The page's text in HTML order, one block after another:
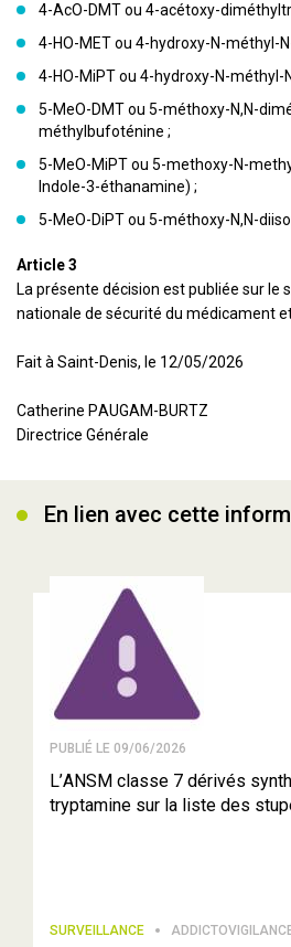
4-AcO-DMT ou 4-acétoxy-
4-HO-MET ou 4-hydroxy-N-méthyl-
4-HO-MiPT ou 4-hydroxy-N-
5-MeO-DMT ou 5-méthoxy-N,N-
méthylbufoténine ;
5-MeO-MiPT ou 5-methoxy-N-
Indole-3-éthanamine) ;
5-MeO-DiPT ou 5-méthoxy-N,N-
Article 3
La présente décision est publiée sur le
nationale de sécurité du médicament
Fait à Saint-Denis, le 12/05/2026
Catherine PAUGAM-BURTZ
Directrice Générale
En lien avec cette
PUBLIÉ LE 09/06/2026
L’ANSM classe 7 dérivés
tryptamine sur la liste des
SURVEILLANCE